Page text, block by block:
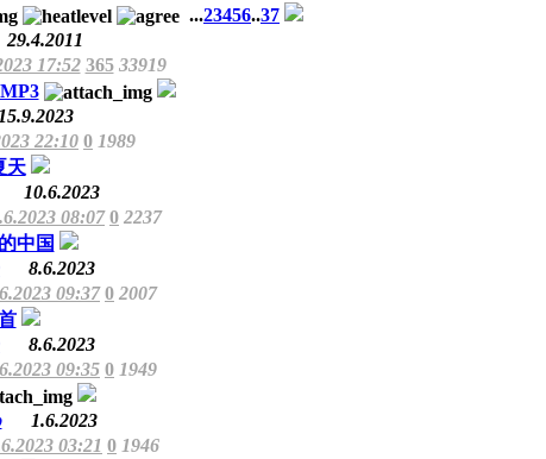
...23456..37
29.4.2011
17:52 365 33919
15.9.2023
22:10 0 1989
天
10.6.2023
08:07 0 2237
中国
8.6.2023
09:37 0 2007
8.6.2023
09:35 0 1949
1.6.2023
03:21 0 1946